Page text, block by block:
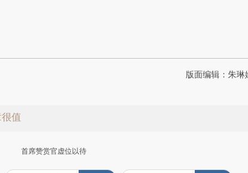
版面编辑：朱琳
值
首席赞赏官虚位以待